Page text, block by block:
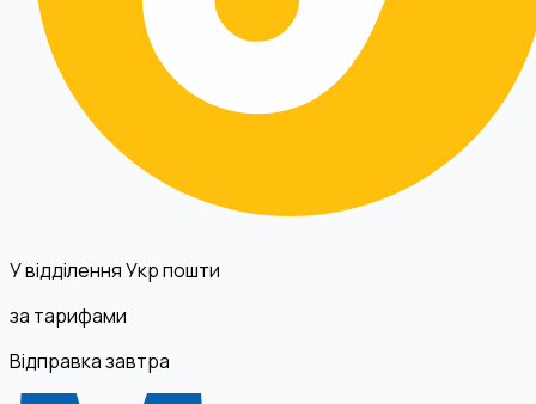
У відділення Укр пошти
за тарифами
Відправка завтра